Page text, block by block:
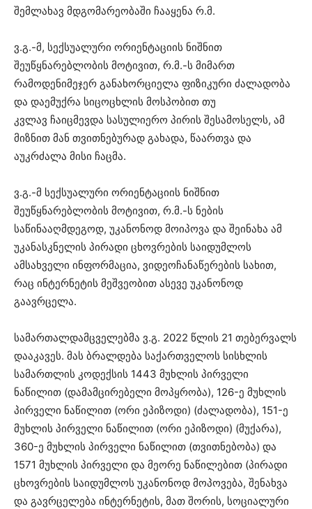
შემლახავ მდგომარეობაში ჩააყენა რ.მ.
ვ.გ.-მ, სექსუალური ორიენტაციის ნიშნით
შეუწყნარებლობის მოტივით, რ.მ.-ს მიმართ
რამოდენიმეჯერ განახორციელა ფიზიკური ძალადობა
და დაემუქრა სიცოცხლის მოსპობით თუ
კვლავ ჩაიცმევდა სასულიერო პირის შესამოსელს, ამ
მიზნით მან თვითნებურად გახადა, წაართვა და
აუკრძალა მისი ჩაცმა.
ვ.გ.-მ სექსუალური ორიენტაციის ნიშნით
შეუწყნარებლობის მოტივით, რ.მ.-ს ნების
საწინააღმდეგოდ, უკანონოდ მოიპოვა და შეინახა ამ
უკანასკნელის პირადი ცხოვრების საიდუმლოს
ამსახველი ინფორმაცია, ვიდეოჩანაწერების სახით,
რაც ინტერნეტის მეშვეობით ასევე უკანონოდ
გაავრცელა.
სამართალდამცველებმა ვ.გ. 2022 წლის 21 თებერვალს
დააკავეს. მას ბრალდება საქართველოს სისხლის
სამართლის კოდექსის 1443 მუხლის პირველი
ნაწილით (დამამცირებელი მოპყრობა), 126-ე მუხლის
პირველი ნაწილით (ორი ეპიზოდი) (ძალადობა), 151-ე
მუხლის პირველი ნაწილით (ორი ეპიზოდი) (მუქარა),
360-ე მუხლის პირველი ნაწილით (თვითნებობა) და
1571 მუხლის პირველი და მეორე ნაწილებით (პირადი
ცხოვრების საიდუმლოს უკანონოდ მოპოვება, შენახვა
და გავრცელება ინტერნეტის, მათ შორის, სოციალური